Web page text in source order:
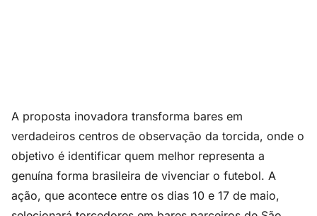
A proposta inovadora transforma bares em
verdadeiros centros de observação da torcida, onde o
objetivo é identificar quem melhor representa a
genuína forma brasileira de vivenciar o futebol. A
ação, que acontece entre os dias 10 e 17 de maio,